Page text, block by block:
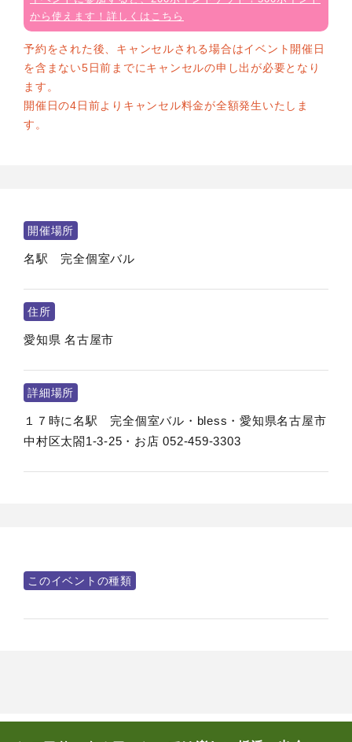
から使えます！詳しくはこちら
予約をされた後、キャンセルされる場合はイベント開催日
を含まない5日前までにキャンセルの申し出が必要となり
ます。
開催日の4日前よりキャンセル料金が全額発生いたしま
す。
開催場所
名駅 完全個室バル
住所
愛知県 名古屋市
詳細場所
１７時に名駅 完全個室バル・bless・愛知県名古屋市
中村区太閤1-3-25・お店 052-459-3303
このイベントの種類